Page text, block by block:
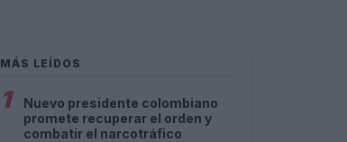
MÁS LEÍDOS
1
Nuevo presidente colombiano
promete recuperar el orden y
combatir el narcotráfico